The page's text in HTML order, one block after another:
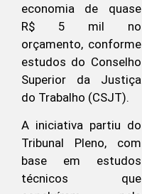
economia de quase
R$ 5 mil no
orçamento, conforme
estudos do Conselho
Superior da Justiça
do Trabalho (CSJT).
A iniciativa partiu do
Tribunal Pleno, com
base em estudos
técnicos que